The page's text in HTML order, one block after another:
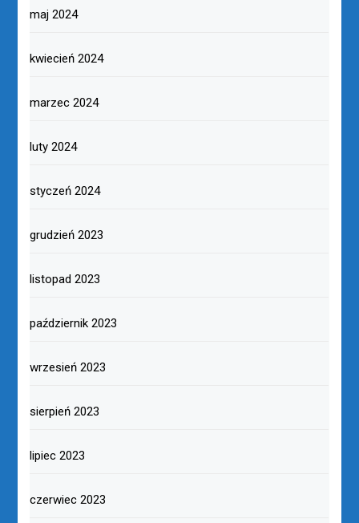
maj 2024
kwiecień 2024
marzec 2024
luty 2024
styczeń 2024
grudzień 2023
listopad 2023
październik 2023
wrzesień 2023
sierpień 2023
lipiec 2023
czerwiec 2023